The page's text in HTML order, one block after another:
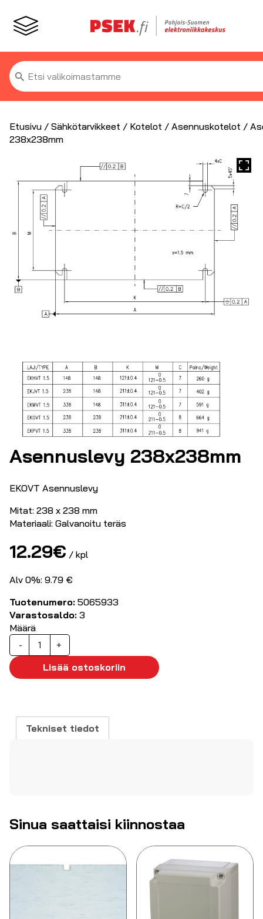
Etsi:
Etusivu / Sähkötarvikkeet / Kotelot / Asennuskotelot /
238x238mm
Asennuslevy 238x238mm
EKOVT Asennuslevy
Mitat: 238 x 238 mm
Materiaali: Galvanoitu teräs
12.29€ / kpl
Alv 0%: 9.79 €
Tuotenumero: 5065933
Varastosaldo: 3
Määrä
-
Asennuslevy
238x238mm
määrä
+
Lisää ostoskoriin
Tekniset tiedot
Sinua saattaisi kiinnostaa